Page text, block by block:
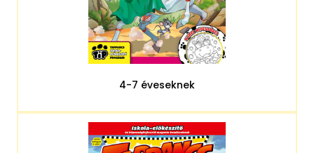
4-7 éveseknek